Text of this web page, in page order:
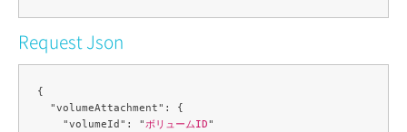
Request Json
{
  "volumeAttachment": {
    "volumeId": "
ボリュームID"